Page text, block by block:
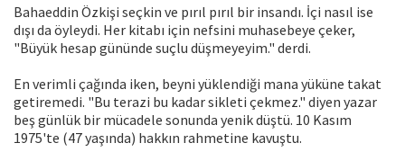
Bahaeddin Özkişi seçkin ve pırıl pırıl bir insandı. İçi nasıl ise
dışı da öyleydi. Her kitabı için nefsini muhasebeye çeker,
"Büyük hesap gününde suçlu düşmeyeyim." derdi.
En verimli çağında iken, beyni yüklendiği mana yüküne takat
getiremedi. "Bu terazi bu kadar sikleti çekmez." diyen yazar
beş günlük bir mücadele sonunda yenik düştü. 10 Kasım
1975'te (47 yaşında) hakkın rahmetine kavuştu.